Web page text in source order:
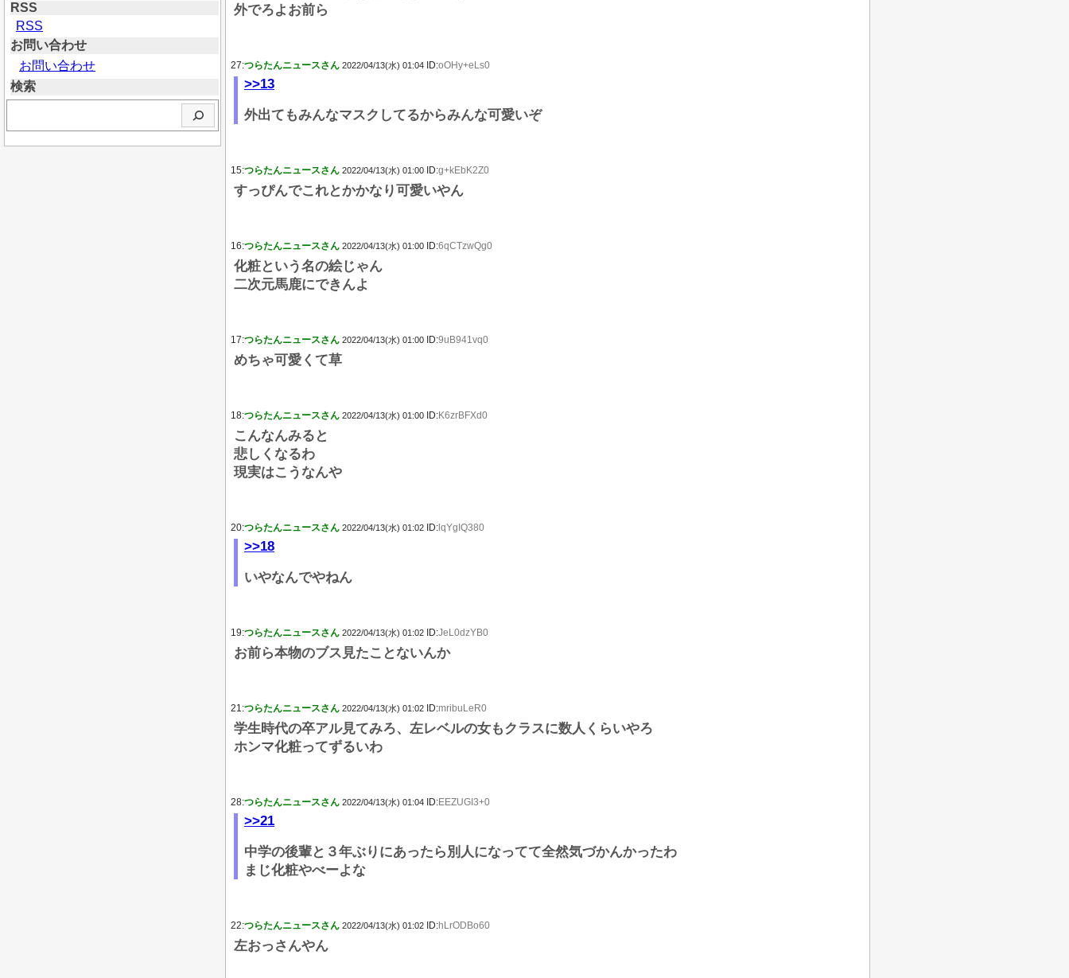
RSS
RSS
お問い合わせ
お問い合わせ
検索
外でろよお前ら
27:つらたんニュースさん 2022/04/13(水) 01:04 ID:oOHy+eLs0
>>13
外出てもみんなマスクしてるからみんな可愛いぞ
15:つらたんニュースさん 2022/04/13(水) 01:00 ID:g+kEbK2Z0
すっぴんでこれとかかなり可愛いやん
16:つらたんニュースさん 2022/04/13(水) 01:00 ID:6qCTzwQg0
化粧という名の絵じゃん
二次元馬鹿にできんよ
17:つらたんニュースさん 2022/04/13(水) 01:00 ID:9uB941vq0
めちゃ可愛くて草
18:つらたんニュースさん 2022/04/13(水) 01:00 ID:K6zrBFXd0
こんなんみると
悲しくなるわ
現実はこうなんや
20:つらたんニュースさん 2022/04/13(水) 01:02 ID: lqYgIQ380
>>18
いやなんでやねん
19:つらたんニュースさん 2022/04/13(水) 01:02 ID:JeL0dzYB0
お前ら本物のブス見たことないんか
21:つらたんニュースさん 2022/04/13(水) 01:02 ID:mribuLeR0
学生時代の卒アル見てみろ、左レベルの女もクラスに数人くらいやろ
ホンマ化粧ってずるいわ
28:つらたんニュースさん 2022/04/13(水) 01:04 ID:EEZUGI3+0
>>21
中学の後輩と３年ぶりにあったら別人になってて全然気づかんかったわ
まじ化粧やべーよな
22:つらたんニュースさん 2022/04/13(水) 01:02 ID:hLrODBo60
左おっさんやん